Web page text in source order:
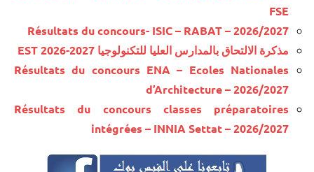
FSE
Résultats du concours- ISIC – RABAT – 2026/2027
مذكرة الالتحاق بالمدارس العليا للتكنولوجيا EST 2026-2027
Résultats du concours ENA – Ecoles Nationales
d’Architecture – 2026/2027
Résultats du concours classes préparatoires
intégrées – INNIA Settat – 2026/2027